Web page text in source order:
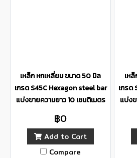
เหล็ก หกเหลี่ยม ขนาด 50 มิล
เกรด S45C Hexagon steel bar
แบ่งขายความยาว 10 เซนติเมตร
฿0
Add to Cart
Compare
เห
เกรด
แบ่ง